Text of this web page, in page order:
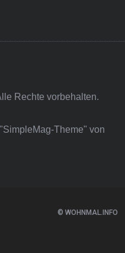
Rechte vorbehalten.
Theme" von
© WOHNMAL.INFO